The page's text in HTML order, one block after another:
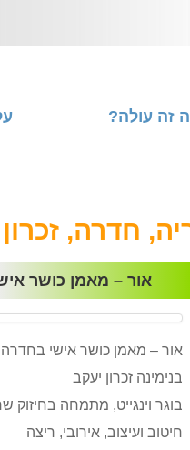
זה עולה?
חדרה,
אור – מאמן כושר
אור – מאמן כושר אישי בחדרה
בנימינה זכרון יעקב
בוגר וינגייט, מתמחה בחיזוק
חיטוב ועיצוב, אירובי, ריצה